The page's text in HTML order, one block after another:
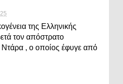
της Ελληνικής
τον απόστρατο
Ντάρα , ο οποίος έφυγε από